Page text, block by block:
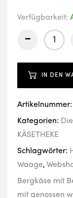
Verfügbarkeit:
-
IN DEN
Artikelnummer:
Kategorien:
KÄSETHEKE
Schlagwörter:
Waage,
Bergkäse mit
mit genossen